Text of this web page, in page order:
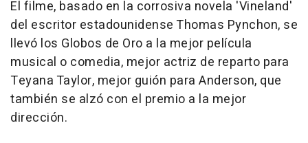
El filme, basado en la corrosiva novela 'Vineland'
del escritor estadounidense Thomas Pynchon, se
llevó los Globos de Oro a la mejor película
musical o comedia, mejor actriz de reparto para
Teyana Taylor, mejor guión para Anderson, que
también se alzó con el premio a la mejor
dirección.